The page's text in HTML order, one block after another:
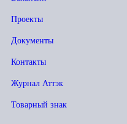
Проекты
Документы
Контакты
Журнал Аттэк
Товарный знак